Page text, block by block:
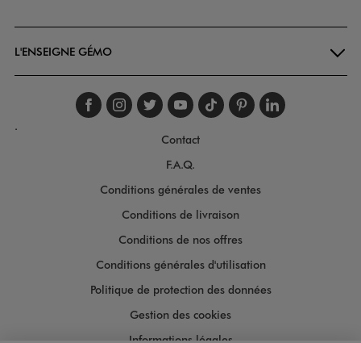
L'ENSEIGNE GÉMO
Suivez-nous sur
Suivez-nous sur
Suivez-nous sur
Suivez-nous
Suivez-nous
Suivez-
.
Contact
F.A.Q.
Conditions générales de ventes
Conditions de livraison
Conditions de nos offres
Conditions générales d'utilisation
Politique de protection des données
Gestion des cookies
Informations légales